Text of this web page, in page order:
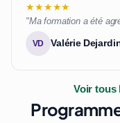
★★★★★
"Ma formation a été
VD Valérie
Voir tous